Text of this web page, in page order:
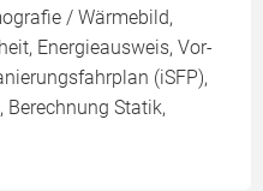
/ Wärmebild,
Energieausweis, Vor-
(iSFP),
Berechnung Statik,